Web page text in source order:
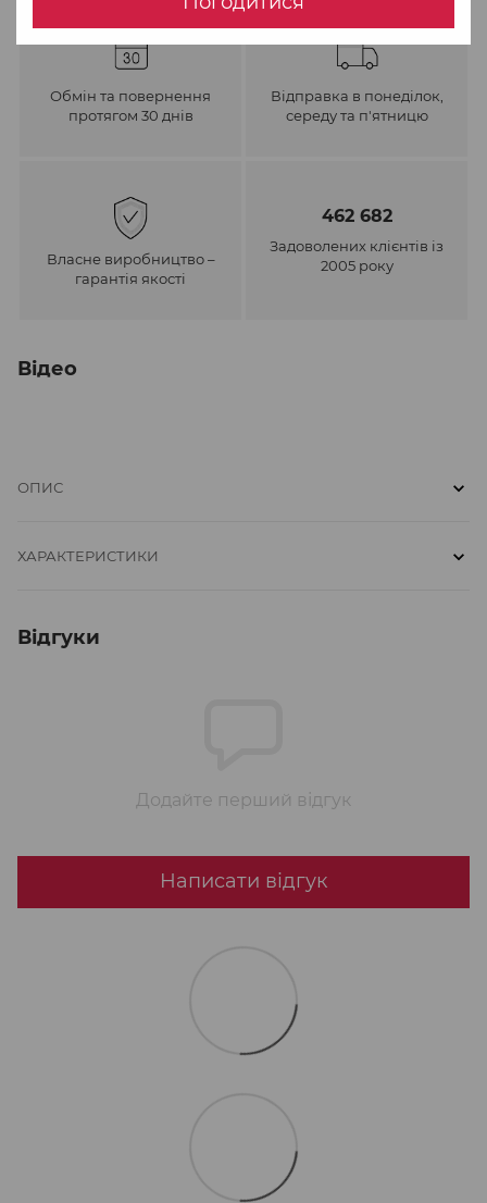
Обмін та повернення
протягом 30 днів
Відправка в понеділок,
середу та п'ятницю
Власне виробництво –
гарантія якості
462 682
Задоволених клієнтів із
2005 року
Відео
ОПИС
ХАРАКТЕРИСТИКИ
Відгуки
Додайте перший відгук
Написати відгук